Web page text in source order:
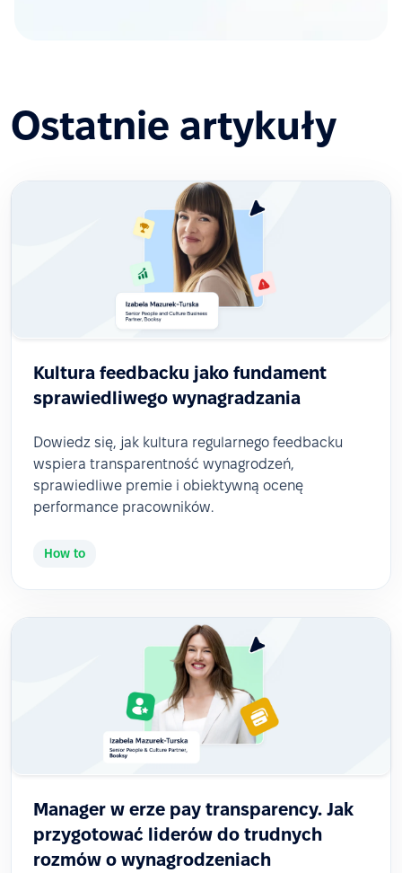
Ostatnie artykuły
Kultura feedbacku jako fundament
sprawiedliwego wynagradzania
Dowiedz się, jak kultura regularnego feedbacku
wspiera transparentność wynagrodzeń,
sprawiedliwe premie i obiektywną ocenę
performance pracowników.
How to
Manager w erze pay transparency. Jak
przygotować liderów do trudnych
rozmów o wynagrodzeniach